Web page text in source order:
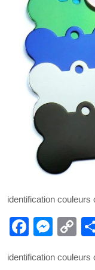
identification couleurs
F
c
M
ss
C
p
identification couleurs